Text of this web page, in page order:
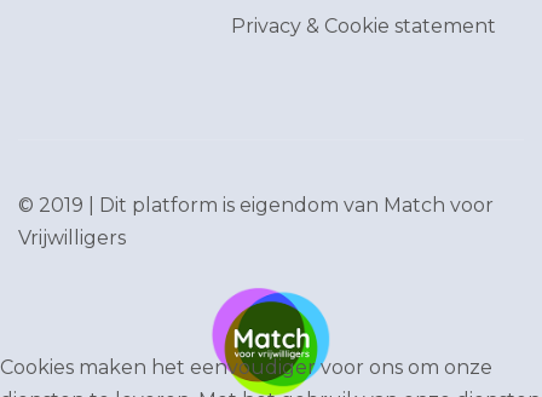
Privacy & Cookie statement
© 2019 | Dit platform is eigendom van Match voor
Vrijwilligers
Cookies maken het eenvoudiger voor ons om onze